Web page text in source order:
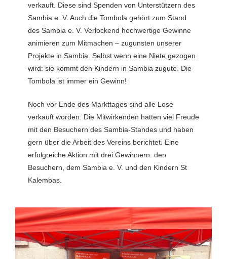
verkauft. Diese sind Spenden von Unterstützern des
Sambia e. V. Auch die Tombola gehört zum Stand
des Sambia e. V. Verlockend hochwertige Gewinne
animieren zum Mitmachen – zugunsten unserer
Projekte in Sambia. Selbst wenn eine Niete gezogen
wird: sie kommt den Kindern in Sambia zugute. Die
Tombola ist immer ein Gewinn!
Noch vor Ende des Markttages sind alle Lose
verkauft worden. Die Mitwirkenden hatten viel Freude
mit den Besuchern des Sambia-Standes und haben
gern über die Arbeit des Vereins berichtet. Eine
erfolgreiche Aktion mit drei Gewinnern: den
Besuchern, dem Sambia e. V. und den Kindern St
Kalembas.